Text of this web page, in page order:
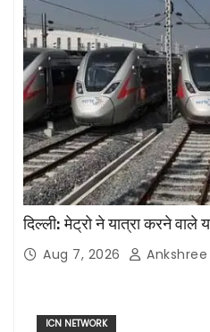
दिल्ली: मेट्रो ने यात्रा करने वाले
Aug 7, 2026 Ankshree
ICN NETWORK